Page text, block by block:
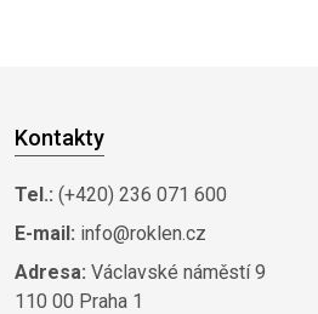
Kontakty
Tel.: (+420) 236 071 600
E-mail: info@roklen.cz
Adresa: Václavské náměstí 9
110 00 Praha 1